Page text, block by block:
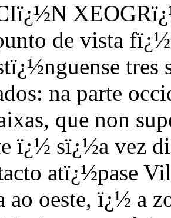
de vista
tres
na parte
que non
ï¿½ sï¿½a vez
atï¿½pase
ao oeste, ï¿½ a